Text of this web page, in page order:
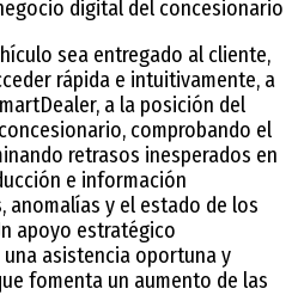
digital del concesionario
sea entregado al cliente,
rápida e intuitivamente, a
a la posición del
comprobando el
retrasos inesperados en
e información
anomalías y el estado de los
apoyo estratégico
asistencia oportuna y
fomenta un aumento de las